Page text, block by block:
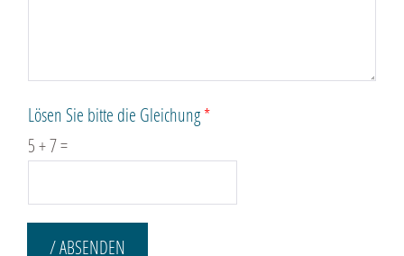
Lösen Sie bitte die Gleichung*
5+7=
/ ABSENDEN